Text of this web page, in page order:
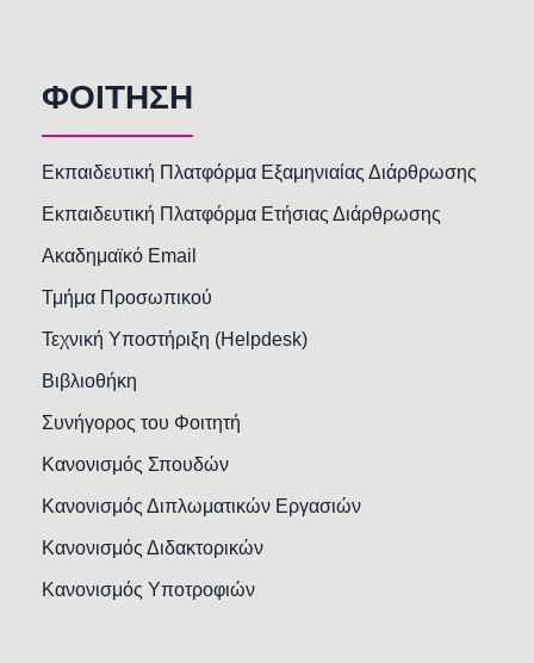
ΦΟΙΤΗΣΗ
Εκπαιδευτική Πλατφόρμα Εξαμηνιαίας Διάρθρωσης
Εκπαιδευτική Πλατφόρμα Ετήσιας Διάρθρωσης
Ακαδημαϊκό Email
Τμήμα Προσωπικού
Τεχνική Υποστήριξη (Helpdesk)
Βιβλιοθήκη
Συνήγορος του Φοιτητή
Κανονισμός Σπουδών
Κανονισμός Διπλωματικών Εργασιών
Κανονισμός Διδακτορικών
Κανονισμός Υποτροφιών